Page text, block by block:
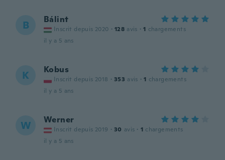
B Bálint
Inscrit depuis 2020 · 128 avis · 1 chargements
il y a 5 ans
K Kobus
Inscrit depuis 2018 · 353 avis · 1 chargements
il y a 5 ans
W Werner
Inscrit depuis 2019 · 30 avis · 1 chargements
il y a 5 ans